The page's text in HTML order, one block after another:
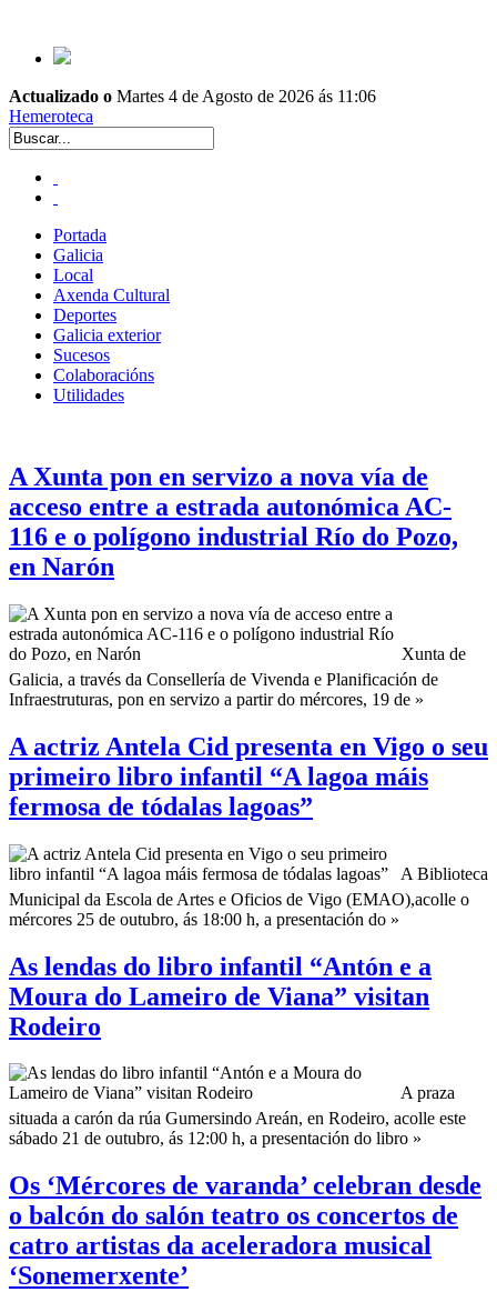
Actualizado o Martes 4 de Agosto de 2026 ás 11:06
Hemeroteca
Portada
Galicia
Local
Axenda Cultural
Deportes
Galicia exterior
Sucesos
Colaboracións
Utilidades
A Xunta pon en servizo a nova vía de
acceso entre a estrada autonómica AC-
116 e o polígono industrial Río do Pozo,
en Narón
Xunta de
Galicia, a través da Consellería de Vivenda e Planificación de
Infraestruturas, pon en servizo a partir do mércores, 19 de »
A actriz Antela Cid presenta en Vigo o seu
primeiro libro infantil “A lagoa máis
fermosa de tódalas lagoas”
A Biblioteca
Municipal da Escola de Artes e Oficios de Vigo (EMAO),acolle o
mércores 25 de outubro, ás 18:00 h, a presentación do »
As lendas do libro infantil “Antón e a
Moura do Lameiro de Viana” visitan
Rodeiro
A praza
situada a carón da rúa Gumersindo Areán, en Rodeiro, acolle este
sábado 21 de outubro, ás 12:00 h, a presentación do libro »
Os ‘Mércores de varanda’ celebran desde
o balcón do salón teatro os concertos de
catro artistas da aceleradora musical
‘Sonemerxente’